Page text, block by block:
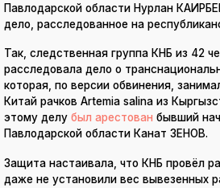
Павлодарской области Нурлан
дело, расследованное на
Так, следственная группа КНБ из 42
расследовала дело о
которая, по версии обвинения,
Китай рачков Artemia salina из
этому делу был арестован бывший
Павлодарской области Канат ЗЕНОВ.
Защита настаивала, что КНБ провёл
даже не установили вес вывезенных